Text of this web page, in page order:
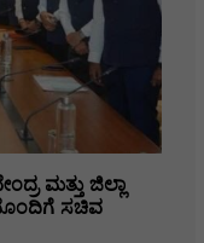
ಮತ್ತು ಜಿಲ್ಲಾ
ಸಚಿವ